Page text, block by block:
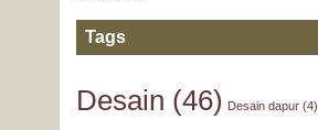
Tags
Desain (46) Desain dapur(4)